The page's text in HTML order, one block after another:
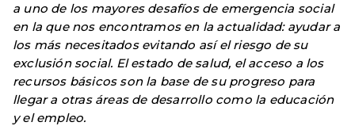
a uno de los mayores desafíos de emergencia social
en la que nos encontramos en la actualidad: ayudar a
los más necesitados evitando así el riesgo de su
exclusión social. El estado de salud, el acceso a los
recursos básicos son la base de su progreso para
llegar a otras áreas de desarrollo como la educación
y el empleo.